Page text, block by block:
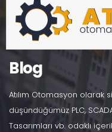
Blog
Atılım Otomasyon olarak
düşündüğümüz PLC,
Tasarımları vb. odaklı